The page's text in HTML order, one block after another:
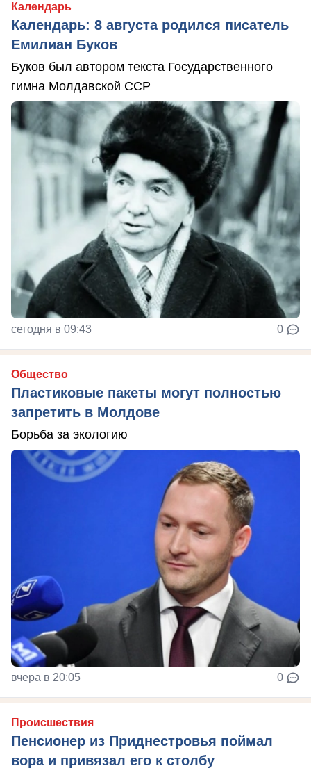
Календарь
Календарь: 8 августа родился писатель
Емилиан Буков
Буков был автором текста Государственного
гимна Молдавской ССР
сегодня в 09:43 0
Общество
Пластиковые пакеты могут полностью
запретить в Молдове
Борьба за экологию
вчера в 20:05 0
Происшествия
Пенсионер из Приднестровья поймал
вора и привязал его к столбу